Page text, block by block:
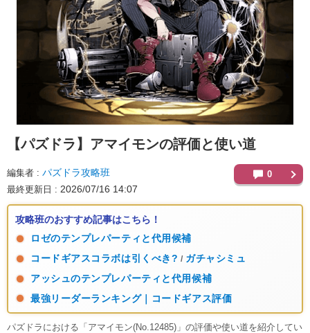
【パズドラ】 アマイモンの評価と使い道
編集者 パズドラ攻略班
最終更新日 2026/07/16 14:07
0
攻略班のおすすめ記事はこちら！
ロゼのテンプレパーティと代用候補
コードギアスコラボは引くべき? / ガチャシミュ
アッシュのテンプレパーティと代用候補
最強リーダーランキング｜コードギアス評価
パズドラにおける「アマイモン(No.12485)」の評価や使い道を紹介してい